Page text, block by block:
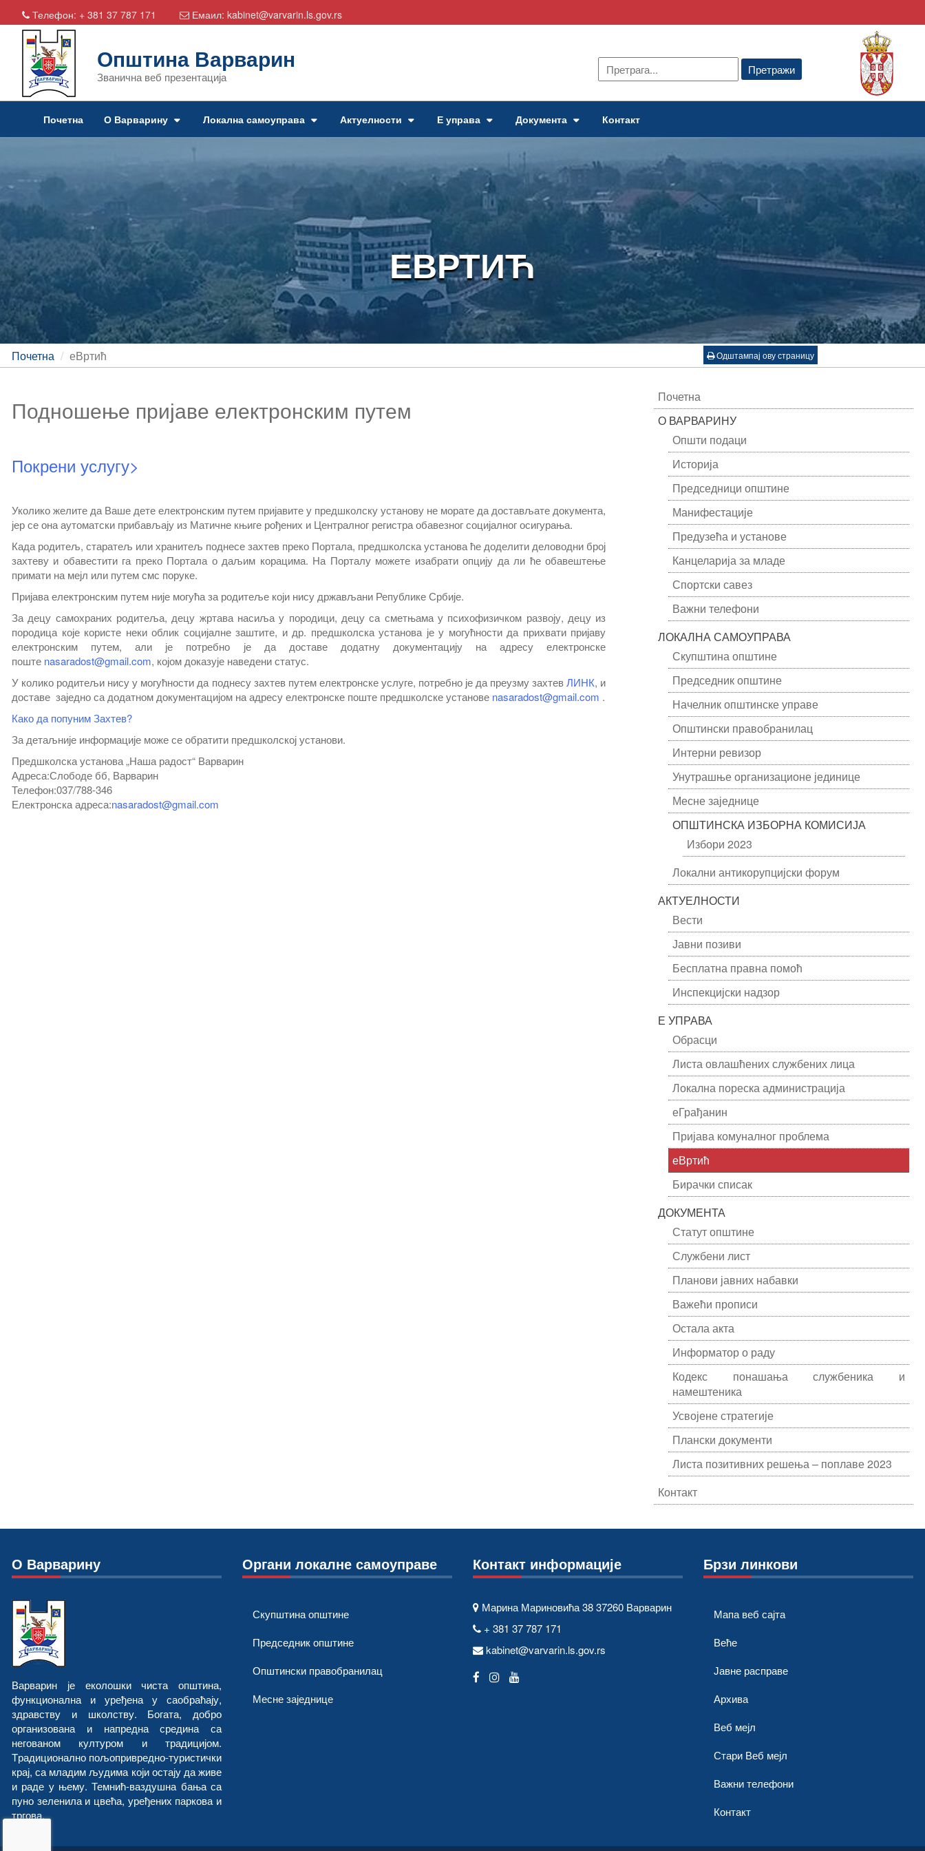
Телефон: + 381 37 787 171 Емаил: kabinet@varvarin.ls.gov.rs
Општина Варварин
Званична веб презентација
Почетна О Варварину Локална самоуправа Актуелности Е управа Документа Контакт
ЕВРТИЋ
Почетна еВртић Одштампај ову страницу
Подношење пријаве електронским путем
Покрени услугу>
Уколико желите да Ваше дете електронским путем пријавите у предшколску установу не морате да достављате документа,
јер се она аутоматски прибављају из Матичне књиге рођених и Централног регистра обавезног социјалног осигурања.
Када родитељ, старатељ или хранитељ поднесе захтев преко Портала, предшколска установа ће доделити деловодни број
захтеву и обавестити га преко Портала о даљим корацима. На Порталу можете изабрати опцију да ли ће обавештење
примати на мејл или путем смс поруке.
Пријава електронским путем није могућа за родитеље који нису држављани Републике Србије.
За децу самохраних родитеља, децу жртава насиља у породици, децу са сметњама у психофизичком развоју, децу из
породица које користе неки облик социјалне заштите, и др. предшколска установа је у могућности да прихвати пријаву
електронским путем, али је потребно је да доставе додатну документацију на адресу електронске
поште nasaradost@gmail.com, којом доказује наведени статус.
У колико родитељи нису у могућности да поднесу захтев путем електронске услуге, потребно је да преузму захтевЛИНК, и
доставе заједно са додатном документацијом на адресу електронске поште предшколске установе nasaradost@gmail.com .
Како да попуним Захтев?
За детаљније информације може се обратити предшколској установи.
Предшколска установа „Наша радост“ Варварин
Адреса:Слободе бб, Варварин
Телефон:037/788‑346
Електронска адреса:nasaradost@gmail.com
Почетна
О ВАРВАРИНУ
Општи подаци
Историја
Председници општине
Манифестације
Предузећа и установе
Канцеларија за младе
Спортски савез
Важни телефони
ЛОКАЛНА САМОУПРАВА
Скупштина општине
Председник општине
Начелник општинске управе
Општински правобранилац
Интерни ревизор
Унутрашње организационе јединице
Месне заједнице
ОПШТИНСКА ИЗБОРНА КОМИСИЈА
Избори 2023
Локални антикорупцијски форум
АКТУЕЛНОСТИ
Вести
Јавни позиви
Бесплатна правна помоћ
Инспекцијски надзор
Е УПРАВА
Обрасци
Листа овлашћених службених лица
Локална пореска администрација
еГрађанин
Пријава комуналног проблема
еВртић
Бирачки списак
ДОКУМЕНТА
Статут општине
Службени лист
Планови јавних набавки
Важећи прописи
Остала акта
Информатор о раду
Кодекс понашања службеника и
намештеника
Усвојене стратегије
Плански документи
Листа позитивних решења – поплаве 2023
Контакт
О Варварину
Варварин је еколошки чиста општина,
функционална и уређена у саобраћају,
здравству и школству. Богата, добро
организована и напредна средина са
негованом културом и традицијом.
Tрадиционално пољопривредно-туристички
крај, са младим људима који остају да живе
и раде у њему. Темнић-ваздушна бања са
пуно зеленила и цвећа, уређених паркова и
тргова.
Органи локалне самоуправе
Скупштина општине
Председник општине
Општински правобранилац
Месне заједнице
Контакт информације
Марина Мариновића 38 37260 Варварин
+ 381 37 787 171
kabinet@varvarin.ls.gov.rs
Брзи линкови
Мапа веб сајта
Веће
Јавне расправе
Архива
Веб мејл
Стари Веб мејл
Важни телефони
Контакт